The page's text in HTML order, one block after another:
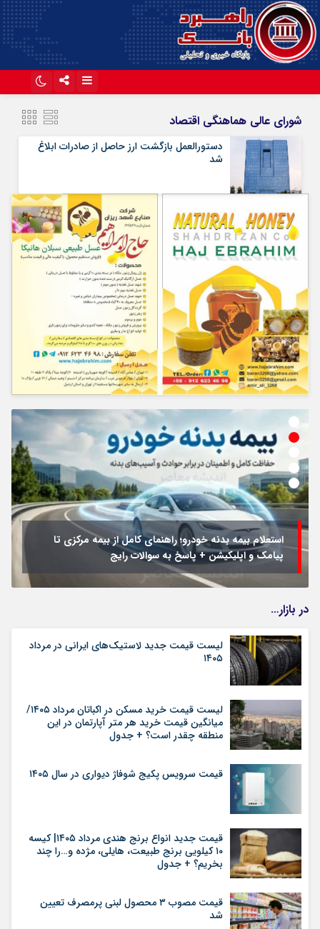
آپارات
شورای عالی هماهنگی اقتصاد
دستورالعمل بازگشت ارز حاصل از صادرات ابلاغ
شد
استعلام بیمه بدنه خودرو؛ راهنمای کامل از بیمه مرکزی تا
پیامک و اپلیکیشن + پاسخ به سوالات رایج
در بازار…
لیست قیمت جدید لاستیک‌های ایرانی در مرداد
۱۴۰۵
لیست قیمت خرید مسکن در اکباتان مرداد ۱۴۰۵/
میانگین قیمت خرید هر متر آپارتمان در این
منطقه چقدر است؟ + جدول
قیمت سرویس پکیج شوفاژ دیواری در سال ۱۴۰۵
قیمت جدید انواع برنج هندی مرداد ۱۴۰۵| کیسه
۱۰ کیلویی برنج طبیعت، هایلی، مژده و…را چند
بخریم؟ + جدول
قیمت مصوب ۳ محصول لبنی پرمصرف تعیین
شد